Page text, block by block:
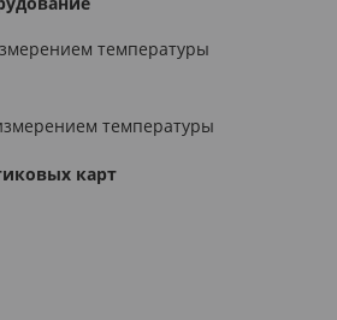
температуры
температуры
карт